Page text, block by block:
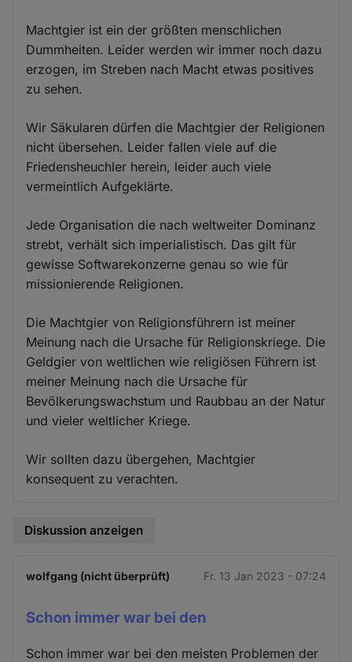
Machtgier ist ein der größten menschlichen
Dummheiten. Leider werden wir immer noch dazu
erzogen, im Streben nach Macht etwas positives
zu sehen.
Wir Säkularen dürfen die Machtgier der Religionen
nicht übersehen. Leider fallen viele auf die
Friedensheuchler herein, leider auch viele
vermeintlich Aufgeklärte.
Jede Organisation die nach weltweiter Dominanz
strebt, verhält sich imperialistisch. Das gilt für
gewisse Softwarekonzerne genau so wie für
missionierende Religionen.
Die Machtgier von Religionsführern ist meiner
Meinung nach die Ursache für Religionskriege. Die
Geldgier von weltlichen wie religiösen Führern ist
meiner Meinung nach die Ursache für
Bevölkerungswachstum und Raubbau an der Natur
und vieler weltlicher Kriege.
Wir sollten dazu übergehen, Machtgier
konsequent zu verachten.
Diskussion anzeigen
wolfgang (nicht überprüft) Fr. 13 Jan 2023 - 07:24
Schon immer war bei den
Schon immer war bei den meisten Problemen der